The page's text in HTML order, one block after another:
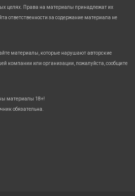
целях. Права на материалы принадлежат их
ответственности за содержание материала не
материалы, которые нарушают авторские
компании или организации, пожалуйста, сообщите
материалы 18+!
обязательна.